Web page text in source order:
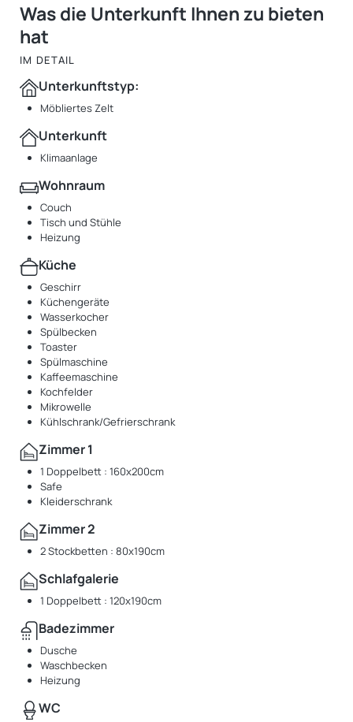
Was die Unterkunft Ihnen zu bieten
hat
IM DETAIL
Unterkunftstyp:
Möbliertes Zelt
Unterkunft
Klimaanlage
Wohnraum
Couch
Tisch und Stühle
Heizung
Küche
Geschirr
Küchengeräte
Wasserkocher
Spülbecken
Toaster
Spülmaschine
Kaffeemaschine
Kochfelder
Mikrowelle
Kühlschrank/Gefrierschrank
Zimmer 1
1 Doppelbett : 160x200cm
Safe
Kleiderschrank
Zimmer 2
2 Stockbetten : 80x190cm
Schlafgalerie
1 Doppelbett : 120x190cm
Badezimmer
Dusche
Waschbecken
Heizung
WC